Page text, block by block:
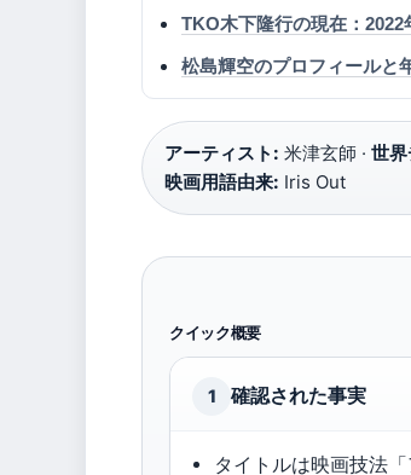
TKO木下隆行の現在：
松島輝空のプロフィールと
アーティスト: 米津玄師 · 世
映画用語由来: Iris Out
クイック概要
1 確認された事実
タイトルは映画技法「